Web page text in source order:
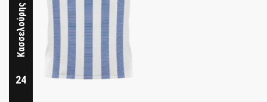
24